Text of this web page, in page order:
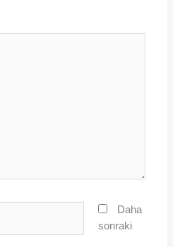
Daha
sonraki